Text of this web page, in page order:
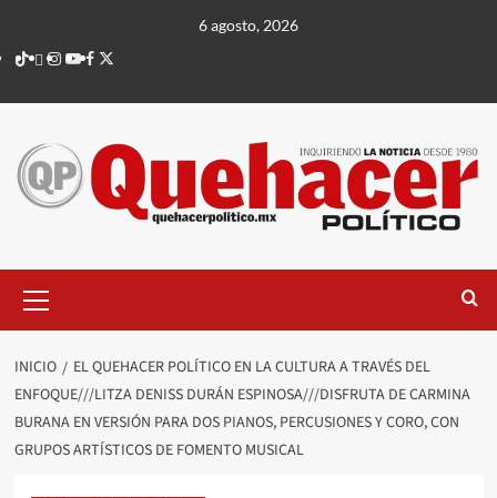
contenido
6 agosto, 2026
TikTok
threads
Instagram
Youtube
Facebook
X
principal
INICIO
EL QUEHACER POLÍTICO EN LA CULTURA A TRAVÉS DEL
ENFOQUE///LITZA DENISS DURÁN ESPINOSA///DISFRUTA DE CARMINA
BURANA EN VERSIÓN PARA DOS PIANOS, PERCUSIONES Y CORO, CON
GRUPOS ARTÍSTICOS DE FOMENTO MUSICAL